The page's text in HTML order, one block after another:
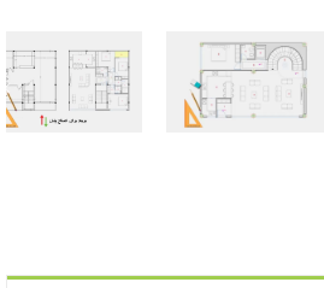
بهترین نقشه
ساختمان
10×20 | پلان
سه خوابه بی
طراحی نقشه
ویلا دوبلکس
۱۱۰ متری دلباز +
شاه‌نشین